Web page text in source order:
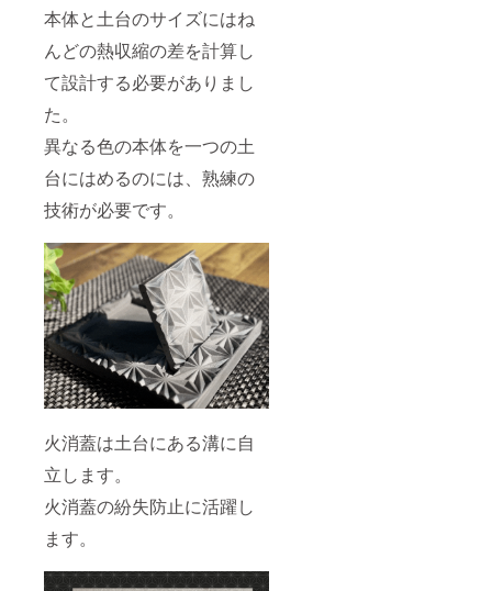
本体と土台のサイズにはね
んどの熱収縮の差を計算し
て設計する必要がありまし
た。
異なる色の本体を一つの土
台にはめるのには、熟練の
技術が必要です。
火消蓋は土台にある溝に自
立します。
火消蓋の紛失防止に活躍し
ます。